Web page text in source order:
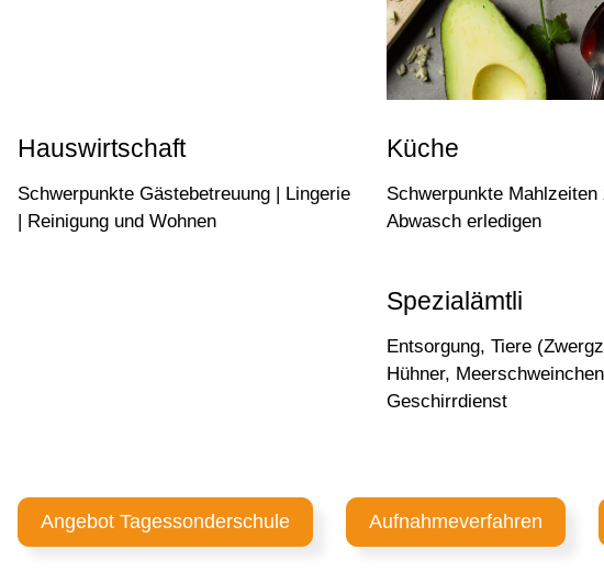
Hauswirtschaft
Schwerpunkte Gästebetreuung | Lingerie
| Reinigung und Wohnen
Küche
Schwerpunkte Mahlzeiten
Abwasch erledigen
Spezialämtli
Entsorgung, Tiere
Hühner,
Geschirrdienst
Angebot Tagessonderschule Aufnahmeverfahren